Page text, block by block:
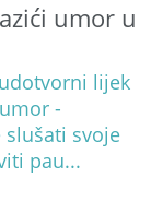
umor u
lijek
-
slušati svoje
pau...